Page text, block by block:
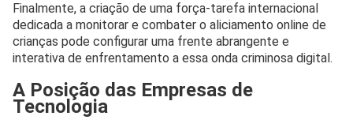
Finalmente, a criação de uma força-tarefa internacional
dedicada a monitorar e combater o aliciamento online de
crianças pode configurar uma frente abrangente e
interativa de enfrentamento a essa onda criminosa digital.
A Posição das Empresas de
Tecnologia